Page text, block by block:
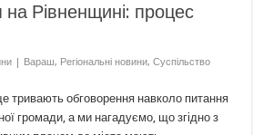
на Рівненщині: процес
| Вараш, Регіональні новини,Суспільство
тривають обговорення навколо питання
громади, а ми нагадуємо, що згідно з